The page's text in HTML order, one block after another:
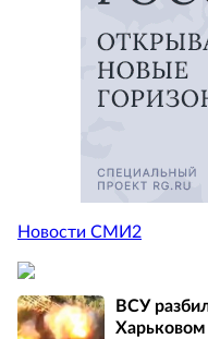
Новости СМИ2
ВСУ
Харьковом